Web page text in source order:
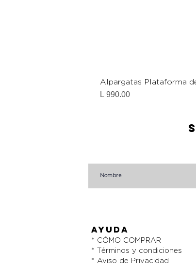
Alpargatas Plataforma
Precio
L 990.00
AYUDA
* CÓMO COMPRAR
* Términos y condiciones
* Aviso de Privacidad